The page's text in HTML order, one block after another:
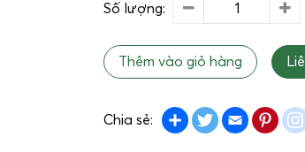
Số lượng:
Thêm vào giỏ hàng
Chia sẻ: ShareTwitterEmail